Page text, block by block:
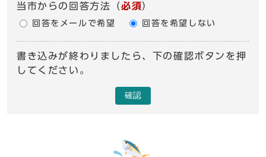
当市からの回答方法 （必須）
回答をメールで希望 回答を希望しない
書き込みが終わりましたら、下の確認ボタンを押
してください。
確認